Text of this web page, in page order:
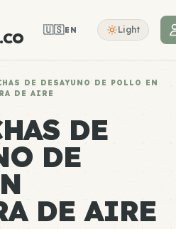
🇺🇸EN Light
DE DESAYUNO DE POLLO EN
DE AIRE
DE
DE
DE AIRE